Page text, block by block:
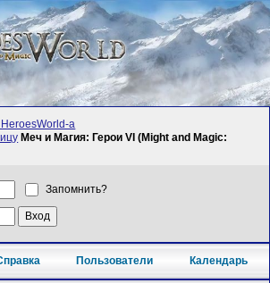
а
Меч и Магия: Герои VI (Might and Magic:
Запомнить?
Пользователи Календарь